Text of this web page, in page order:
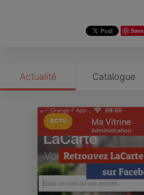
Save
Actualité Catalogue
ACTU